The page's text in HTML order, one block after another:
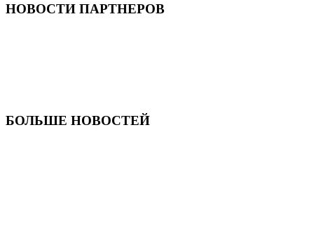
НОВОСТИ ПАРТНЕРОВ
БОЛЬШЕ НОВОСТЕЙ